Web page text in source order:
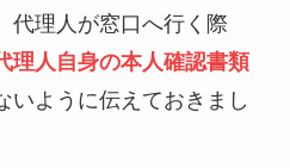
代理人が窓口へ行く際
理人自身の本人確認書類
いように伝えておきまし